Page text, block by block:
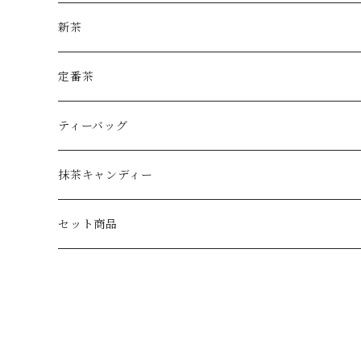
新茶
定番茶
ティーバッグ
抹茶キャンディー
セット商品